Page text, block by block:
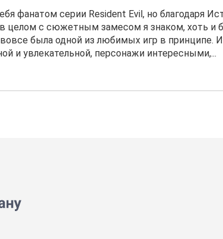
фанатом серии Resident Evil, но благодаря
целом с сюжетным замесом я знаком, хоть и
вовсе была одной из любимых игр в принципе.
и увлекательной, персонажи интересными,...